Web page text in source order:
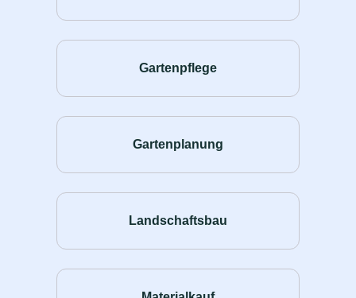
Gartenpflege
Gartenplanung
Landschaftsbau